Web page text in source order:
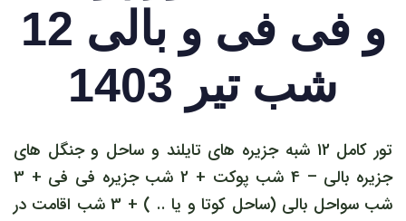
و فی فی و بالی 12
شب تیر 1403
تور کامل 12 شبه جزیره های تایلند و ساحل و جنگل های
جزیره بالی – 4 شب پوکت + 2 شب جزیره فی فی + 3
شب سواحل بالی (ساحل کوتا و یا .. ) + 3 شب اقامت در